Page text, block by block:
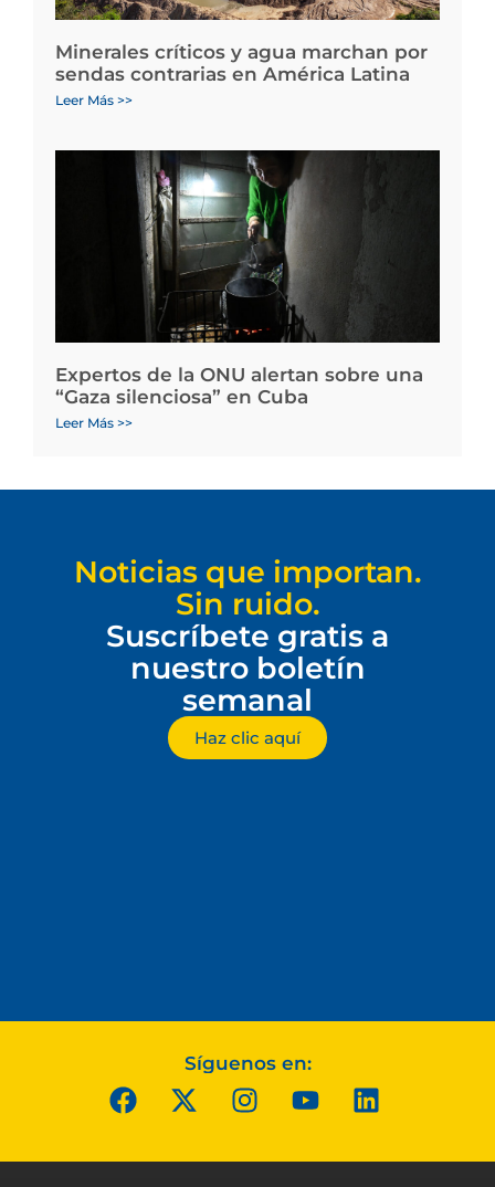
Minerales críticos y agua marchan por
sendas contrarias en América Latina
Leer Más >>
Expertos de la ONU alertan sobre una
“Gaza silenciosa” en Cuba
Leer Más >>
Noticias que importan.
Sin ruido.
Suscríbete gratis a
nuestro boletín
semanal
Haz clic aquí
Síguenos en: